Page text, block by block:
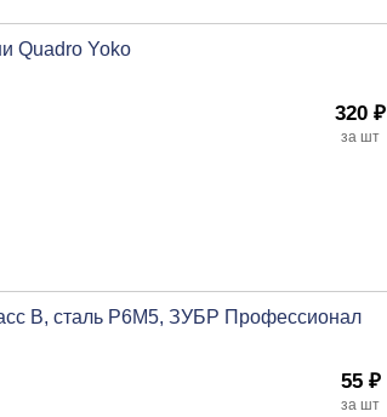
Quadro Yoko
320 ₽
В, сталь Р6М5, ЗУБР Профессионал
55 ₽